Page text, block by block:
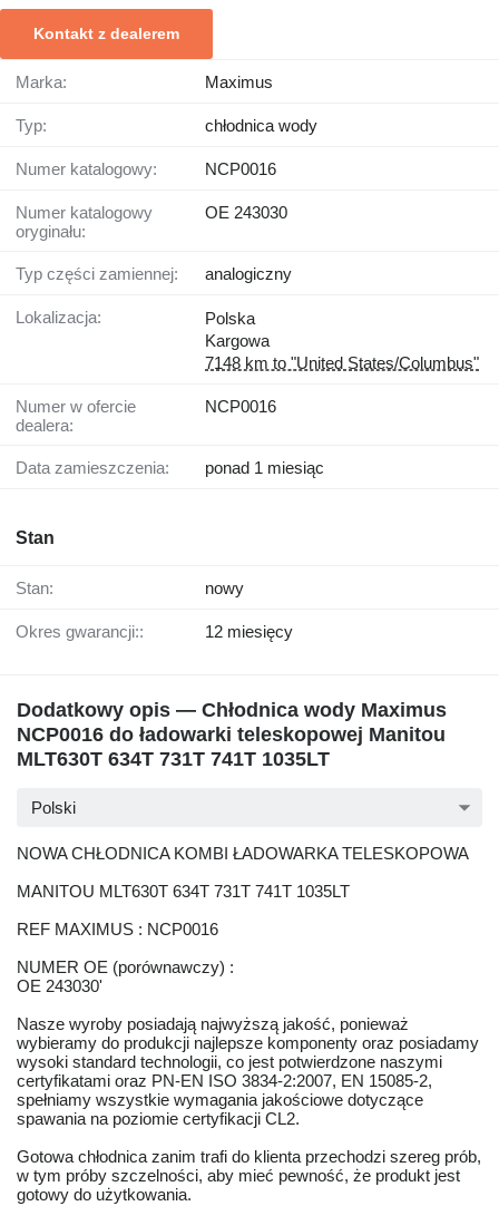
Kontakt z dealerem
Marka: Maximus
Typ: chłodnica wody
Numer katalogowy: NCP0016
Numer katalogowy
oryginału:
OE 243030
Typ części zamiennej: analogiczny
Lokalizacja:
Polska
Kargowa
7148 km to "United States/Columbus"
Numer w ofercie
dealera:
NCP0016
Data zamieszczenia: ponad 1 miesiąc
Stan
Stan: nowy
Okres gwarancji:: 12 miesięcy
Dodatkowy opis — Chłodnica wody Maximus
NCP0016 do ładowarki teleskopowej Manitou
MLT630T 634T 731T 741T 1035LT
Polski
NOWA CHŁODNICA KOMBI ŁADOWARKA TELESKOPOWA
MANITOU MLT630T 634T 731T 741T 1035LT
REF MAXIMUS : NCP0016
NUMER OE (porównawczy) :
OE 243030'
Nasze wyroby posiadają najwyższą jakość, ponieważ
wybieramy do produkcji najlepsze komponenty oraz posiadamy
wysoki standard technologii, co jest potwierdzone naszymi
certyfikatami oraz PN-EN ISO 3834-2:2007, EN 15085-2,
spełniamy wszystkie wymagania jakościowe dotyczące
spawania na poziomie certyfikacji CL2.
Gotowa chłodnica zanim trafi do klienta przechodzi szereg prób,
w tym próby szczelności, aby mieć pewność, że produkt jest
gotowy do użytkowania.